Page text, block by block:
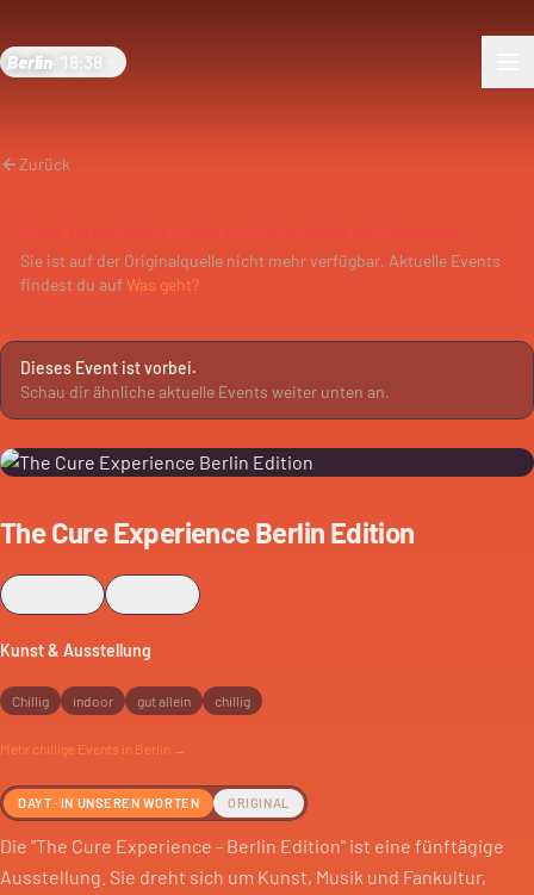
Berlin 18:38
Zurück
Sie ist auf der Originalquelle nicht mehr verfügbar. Aktuelle Events
findest du aufWas geht?
Dieses Event ist vorbei.
Schau dir ähnliche aktuelle Events weiter unten an.
The Cure Experience Berlin Edition
Kunst & Ausstellung
Chillig indoor gut allein chillig
Mehr chillige Events in Berlin →
DAYT · IN UNSEREN WORTEN ORIGINAL
Die "The Cure Experience - Berlin Edition" ist eine fünftägige
Ausstellung. Sie dreht sich um Kunst, Musik und Fankultur,